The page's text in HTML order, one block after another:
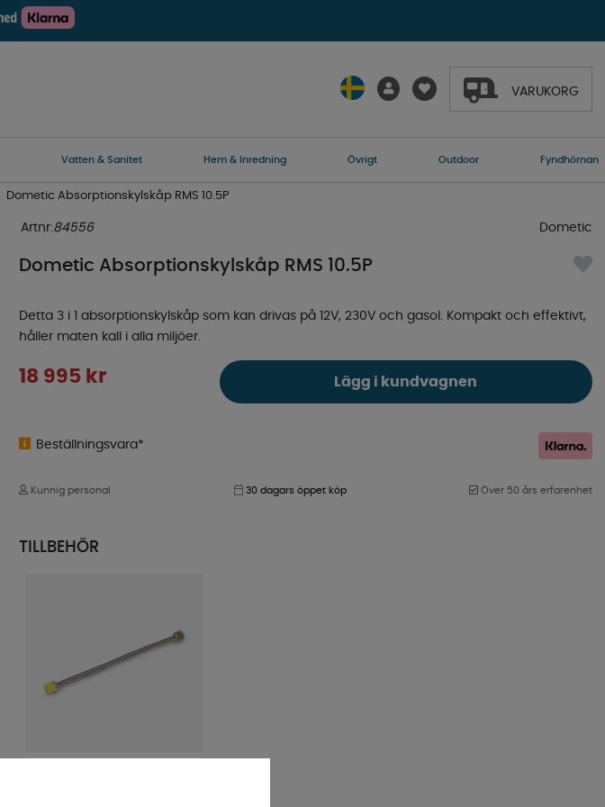
VARUKORG
Vatten & Sanitet Hem & Inredning Övrigt Outdoor Fyndhörnan
Dometic Absorptionskylskåp RMS 10.5P
Artnr:84556
Dometic Absorptionskylskåp RMS 10.5P
Detta 3 i 1 absorptionskylskåp som kan drivas på 12V, 230V och gasol. Kompakt och effektivt,
håller maten kall i alla miljöer.
18 995 kr
Dometic
Lägg i kundvagnen
Beställningsvara*
Kunnig personal 30 dagars öppet köp Över 50 års erfarenhet
TILLBEHÖR